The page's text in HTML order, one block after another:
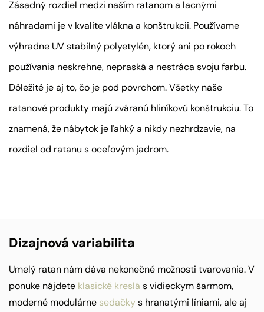
Zásadný rozdiel medzi naším ratanom a lacnými
náhradami je v kvalite vlákna a konštrukcii. Používame
výhradne UV stabilný polyetylén, ktorý ani po rokoch
používania neskrehne, nepraská a nestráca svoju farbu.
Dôležité je aj to, čo je pod povrchom. Všetky naše
ratanové produkty majú zváranú hliníkovú konštrukciu. To
znamená, že nábytok je ľahký a nikdy nezhrdzavie, na
rozdiel od ratanu s oceľovým jadrom.
Dizajnová variabilita
Umelý ratan nám dáva nekonečné možnosti tvarovania. V
ponuke nájdete klasické kreslá s vidieckym šarmom,
moderné modulárne sedačkys hranatými líniami, ale aj